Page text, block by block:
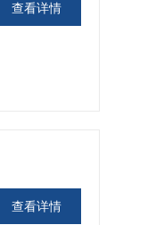
查看详情
查看详情